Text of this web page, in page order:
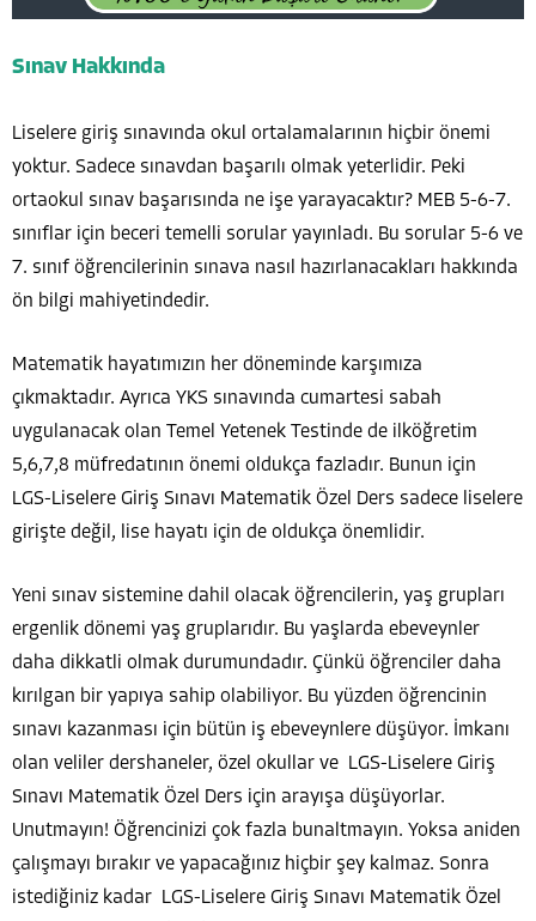
Sınav Hakkında
Liselere giriş sınavında okul ortalamalarının hiçbir önemi
yoktur. Sadece sınavdan başarılı olmak yeterlidir. Peki
ortaokul sınav başarısında ne işe yarayacaktır? MEB 5-6-7.
sınıflar için beceri temelli sorular yayınladı. Bu sorular 5-6 ve
7. sınıf öğrencilerinin sınava nasıl hazırlanacakları hakkında
ön bilgi mahiyetindedir.
Matematik hayatımızın her döneminde karşımıza
çıkmaktadır. Ayrıca YKS sınavında cumartesi sabah
uygulanacak olan Temel Yetenek Testinde de ilköğretim
5,6,7,8 müfredatının önemi oldukça fazladır. Bunun için
LGS-Liselere Giriş Sınavı Matematik Özel Ders sadece liselere
girişte değil, lise hayatı için de oldukça önemlidir.
Yeni sınav sistemine dahil olacak öğrencilerin, yaş grupları
ergenlik dönemi yaş gruplarıdır. Bu yaşlarda ebeveynler
daha dikkatli olmak durumundadır. Çünkü öğrenciler daha
kırılgan bir yapıya sahip olabiliyor. Bu yüzden öğrencinin
sınavı kazanması için bütün iş ebeveynlere düşüyor. İmkanı
olan veliler dershaneler, özel okullar ve LGS-Liselere Giriş
Sınavı Matematik Özel Ders için arayışa düşüyorlar.
Unutmayın! Öğrencinizi çok fazla bunaltmayın. Yoksa aniden
çalışmayı bırakır ve yapacağınız hiçbir şey kalmaz. Sonra
istediğiniz kadar LGS-Liselere Giriş Sınavı Matematik Özel